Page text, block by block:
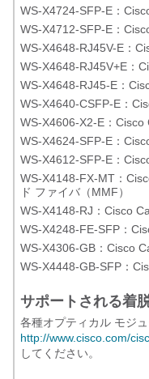
WS-X4724-SFP-E：
WS-X4712-SFP-E：
WS-X4648-RJ45V-E：
WS-X4648-RJ45V+E：
WS-X4648-RJ45-E：
WS-X4640-CSFP-E：
WS-X4606-X2-E：
WS-X4624-SFP-E：
WS-X4612-SFP-E：
WS-X4148-FX-MT：
ド ファイバ（MMF）
WS-X4148-RJ：Cisco
WS-X4248-FE-SFP：
WS-X4306-GB：Cisco
WS-X4448-GB-SFP：
サポートされる着
各種オプティカル モジ
http://www.cisco.com/
してください。